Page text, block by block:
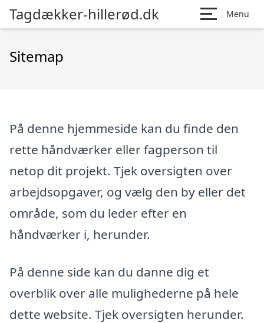
Tagdækker-hillerød.dk Menu
Sitemap
På denne hjemmeside kan du finde den
rette håndværker eller fagperson til
netop dit projekt. Tjek oversigten over
arbejdsopgaver, og vælg den by eller det
område, som du leder efter en
håndværker i, herunder.
På denne side kan du danne dig et
overblik over alle mulighederne på hele
dette website. Tjek oversigten herunder.